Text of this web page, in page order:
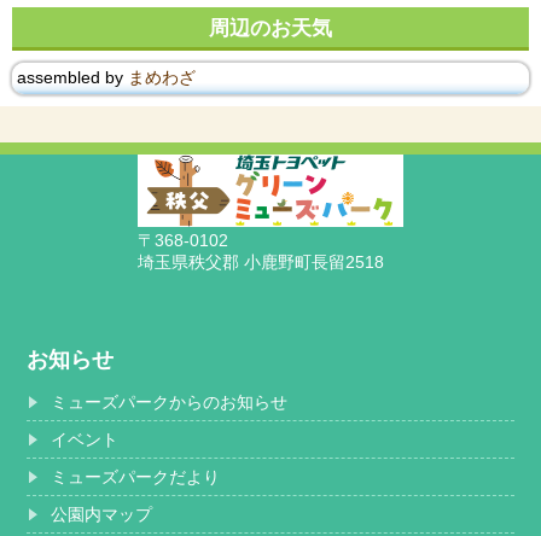
周辺のお天気
assembled by まめわざ
〒368-0102
埼玉県秩父郡 小鹿野町長留2518
お知らせ
ミューズパークからのお知らせ
イベント
ミューズパークだより
公園内マップ